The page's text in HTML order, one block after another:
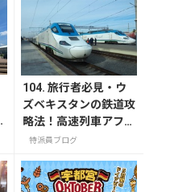
104. 旅行者必見・ウ
ズベキスタンの鉄道攻
略法！高速列車アフラ
シアブ号から旅情あふ
特派員ブログ